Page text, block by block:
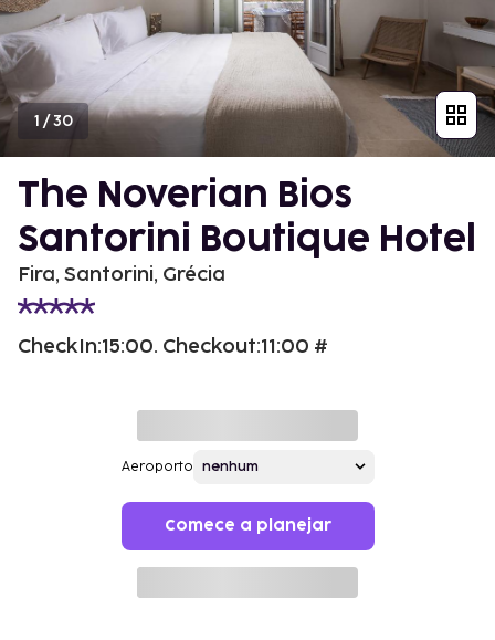
1 /30
The Noverian Bios
Santorini Boutique Hotel
Fira, Santorini, Grécia
CheckIn:15:00. Checkout:11:00 #
Aeroporto
Comece a planejar